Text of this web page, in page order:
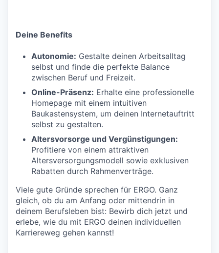
Deine Benefits
Autonomie: Gestalte deinen Arbeitsalltag
selbst und finde die perfekte Balance
zwischen Beruf und Freizeit.
Online-Präsenz: Erhalte eine professionelle
Homepage mit einem intuitiven
Baukastensystem, um deinen Internetauftritt
selbst zu gestalten.
Altersvorsorge und Vergünstigungen:
Profitiere von einem attraktiven
Altersversorgungsmodell sowie exklusiven
Rabatten durch Rahmenverträge.
Viele gute Gründe sprechen für ERGO. Ganz
gleich, ob du am Anfang oder mittendrin in
deinem Berufsleben bist: Bewirb dich jetzt und
erlebe, wie du mit ERGO deinen individuellen
Karriereweg gehen kannst!